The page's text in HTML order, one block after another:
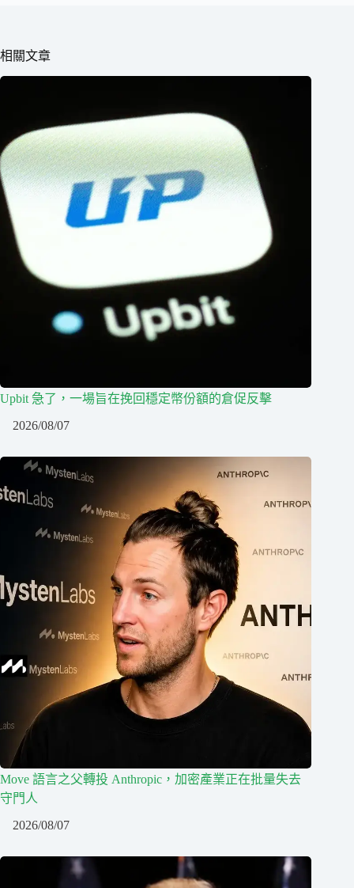
相關文章
Upbit 急了，一場旨在挽回穩定幣份額的倉促反擊
2026/08/07
Move 語言之父轉投 Anthropic，加密產業正在批量失去
守門人
2026/08/07